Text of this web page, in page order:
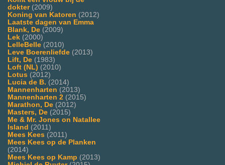
dokter(2009)
Koning van Katoren (2012)
Laatste dagen van Emma
Blank, De (2009)
Lek (2000)
LelleBelle (2010)
Leve Boerenliefde (2013)
Lift, De (1983)
Loft (NL) (2010)
Lotus (2012)
Lucia de B. (2014)
Mannenharten (2013)
Mannenharten 2 (2015)
Marathon, De (2012)
Masters, De (2015)
Me & Mr. Jones on Natallee
Island (2011)
Mees Kees (2011)
Mees Kees op de Planken
(2014)
Mees Kees op Kamp (2013)